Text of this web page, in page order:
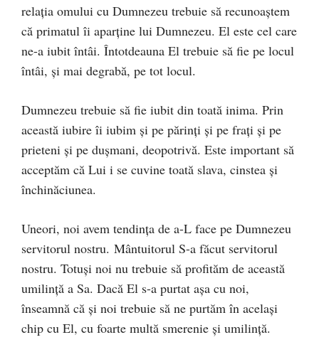
relația omului cu Dumnezeu trebuie să recunoaștem
că primatul îi aparține lui Dumnezeu. El este cel care
ne-a iubit întâi. Întotdeauna El trebuie să fie pe locul
întâi, și mai degrabă, pe tot locul.
Dumnezeu trebuie să fie iubit din toată inima. Prin
această iubire îi iubim și pe părinți și pe frați și pe
prieteni și pe dușmani, deopotrivă. Este important să
acceptăm că Lui i se cuvine toată slava, cinstea și
închinăciunea.
Uneori, noi avem tendința de a-L face pe Dumnezeu
servitorul nostru. Mântuitorul S-a făcut servitorul
nostru. Totuși noi nu trebuie să profităm de această
umilință a Sa. Dacă El s-a purtat așa cu noi,
înseamnă că și noi trebuie să ne purtăm în același
chip cu El, cu foarte multă smerenie și umilință.